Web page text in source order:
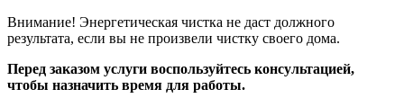
Внимание! Энергетическая чистка не даст должного
результата, если вы не произвели чистку своего дома.
Перед заказом услуги воспользуйтесь консультацией,
чтобы назначить время для работы.